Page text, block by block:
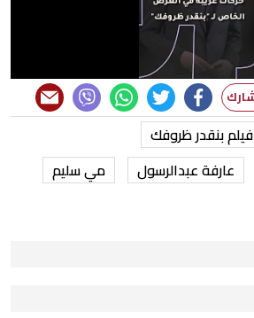
فيلم بنقدر ظروفك
عارفة عبدالرسول
مي سليم